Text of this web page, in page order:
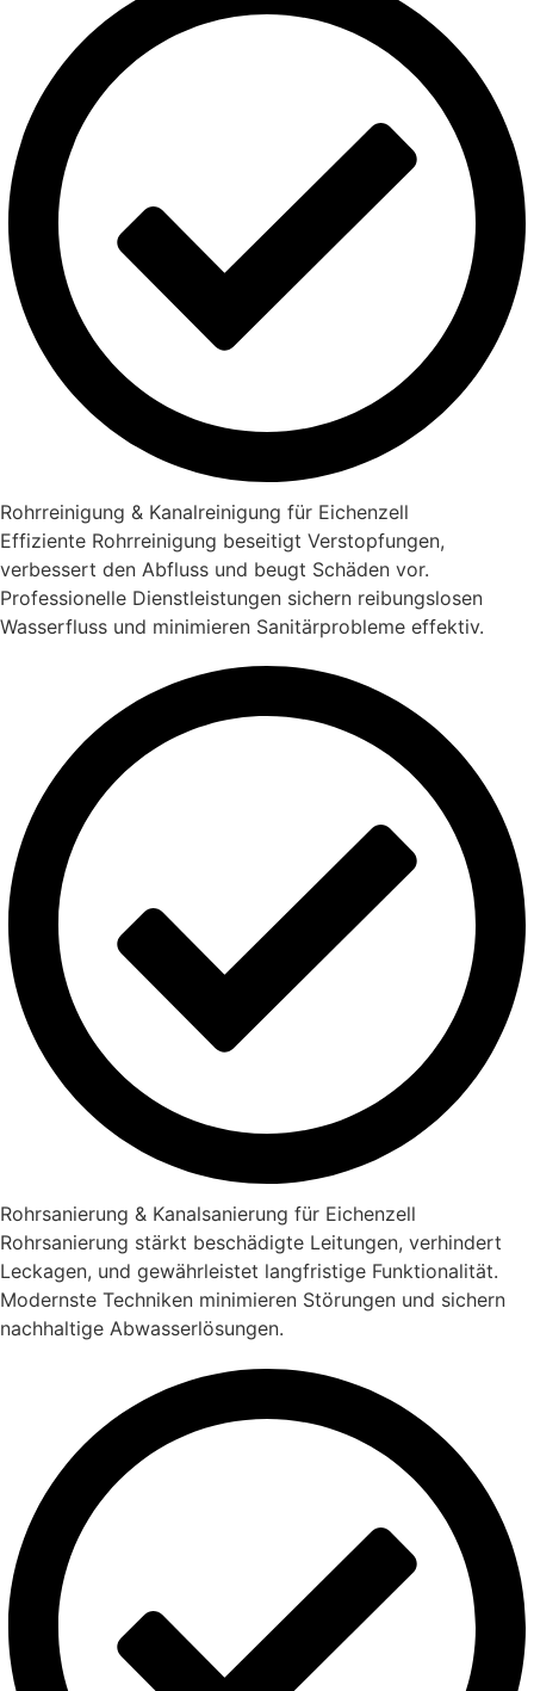
Rohrreinigung & Kanalreinigung für Eichenzell
Effiziente Rohrreinigung beseitigt Verstopfungen,
verbessert den Abfluss und beugt Schäden vor.
Professionelle Dienstleistungen sichern reibungslosen
Wasserfluss und minimieren Sanitärprobleme effektiv.
Rohrsanierung & Kanalsanierung für Eichenzell
Rohrsanierung stärkt beschädigte Leitungen, verhindert
Leckagen, und gewährleistet langfristige Funktionalität.
Modernste Techniken minimieren Störungen und sichern
nachhaltige Abwasserlösungen.